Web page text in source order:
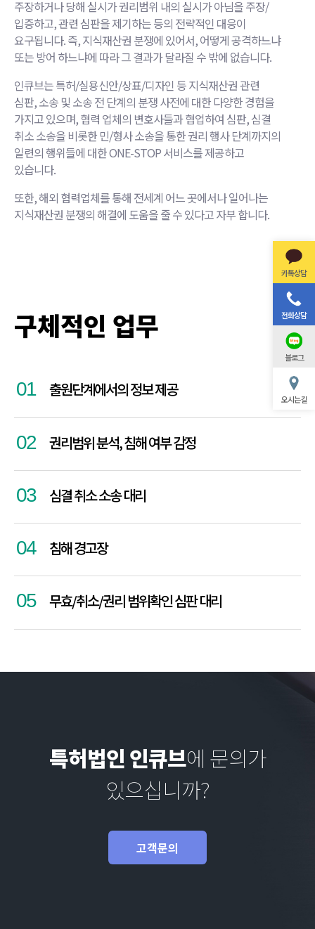
주장하거나 당해 실시가 권리범위 내의 실시가 아님을 주장/
입증하고, 관련 심판을 제기하는 등의 전략적인 대응이
요구됩니다. 즉, 지식재산권 분쟁에 있어서, 어떻게 공격하느냐
또는 방어 하느냐에 따라 그 결과가 달라질 수 밖에 없습니다.
인큐브는 특허/실용신안/상표/디자인 등 지식재산권 관련
심판, 소송 및 소송 전 단계의 분쟁 사전에 대한 다양한 경험을
가지고 있으며, 협력 업체의 변호사들과 협업하여 심판, 심결
취소 소송을 비롯한 민/형사 소송을 통한 권리 행사 단계까지의
일련의 행위들에 대한 ONE-STOP 서비스를 제공하고
있습니다.
또한, 해외 협력업체를 통해 전세계 어느 곳에서나 일어나는
지식재산권 분쟁의 해결에 도움을 줄 수 있다고 자부 합니다.
구체적인 업무
01 출원단계에서의 정보 제공
02 권리범위 분석, 침해 여부 감정
03 심결 취소 소송 대리
04 침해 경고장
05 무효/취소/권리 범위확인 심판 대리
특허법인 인큐브에 문의가
있으십니까?
고객문의
카톡상담
전화상담
블로그
오시는 길